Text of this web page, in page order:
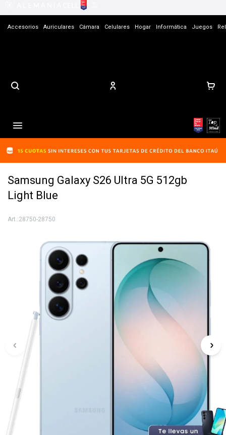
Accesorios Auriculares Cámara Celulares Hogar Informática Juegos

Samsung Galaxy S26 Ultra 5G 512gb
Light Blue
28750-28750